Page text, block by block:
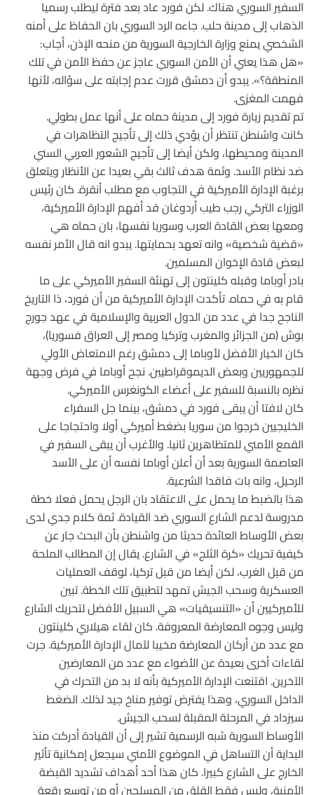
السفير السوري هناك. لكن فورد عاد بعد فترة ليطلب رسميا
الذهاب إلى مدينة حلب. جاءه الرد السوري بان الحفاظ على أمنه
الشخصي يمنع وزارة الخارجية السورية من منحه الإذن، أجاب:
«هل هذا يعني أن الأمن السوري عاجز عن حفظ الأمن في تلك
المنطقة؟». يبدو أن دمشق قررت عدم إجابته على سؤاله، لأنها
فهمت المغزى.
تم تقديم زيارة فورد إلى مدينة حماه على أنها عمل بطولي.
كانت واشنطن تنتظر أن يؤدي ذلك إلى تأجيج التظاهرات في
المدينة ومحيطها، ولكن أيضا إلى تأجيج الشعور العربي السني
ضد نظام الأسد. وثمة هدف ثالث بقي بعيدا عن الأنظار ويتعلق
برغبة الإدارة الأميركية في التجاوب مع مطلب أنقرة. كان رئيس
الوزراء التركي رجب طيب أردوغان قد أفهم الإدارة الأميركية،
ومعها بعض القادة العرب وسوريا نفسها، بان حماه هي
«قضية شخصية» وانه تعهد بحمايتها. يبدو انه قال الأمر نفسه
لبعض قادة الإخوان المسلمين.
بادر أوباما وقبله كلينتون إلى تهنئة السفير الأميركي على ما
قام به في حماه. تأكدت الإدارة الأميركية من أن فورد، ذا التاريخ
الناجح جدا في عدد من الدول العربية والإسلامية في عهد جورج
بوش (من الجزائر والمغرب وتركيا ومصر إلى العراق فسوريا)،
كان الخيار الأفضل لأوباما إلى دمشق رغم الامتعاض الأولي
للجمهوريين وبعض الديموقراطيين. نجح أوباما في فرض وجهة
نظره بالنسبة للسفير على أعضاء الكونغرس الأميركي.
كان لافتا أن يبقى فورد في دمشق، بينما جل السفراء
الخليجيين خرجوا من سوريا بضغط أميركي أولا واحتجاجا على
القمع الأمني للمتظاهرين ثانيا. والأغرب أن يبقى السفير في
العاصمة السورية بعد أن أعلن أوباما نفسه أن على الأسد
الرحيل، وانه بات فاقدا الشرعية.
هذا بالضبط ما يحمل على الاعتقاد بان الرجل يحمل فعلا خطة
مدروسة لدعم الشارع السوري ضد القيادة. ثمة كلام جدي لدى
بعض الأوساط العائدة حديثا من واشنطن بأن البحث جار عن
كيفية تحريك «كرة الثلج» في الشارع. يقال إن المطالب الملحة
من قبل الغرب، لكن أيضا من قبل تركيا، لوقف العمليات
العسكرية وسحب الجيش تمهد لتطبيق تلك الخطة. تبين
للأميركيين أن «التنسيقيات» هي السبيل الأفضل لتحريك الشارع
وليس وجوه المعارضة المعروفة. كان لقاء هيلاري كلينتون
مع عدد من أركان المعارضة مخيبا لآمال الإدارة الأميركية. جرت
لقاءات أخرى بعيدة عن الأضواء مع عدد من المعارضين
الآخرين. اقتنعت الإدارة الأميركية بأنه لا بد من التحرك في
الداخل السوري، وهذا يفترض توفير مناخ جيد لذلك. الضغط
سيزداد في المرحلة المقبلة لسحب الجيش.
الأوساط السورية شبه الرسمية تشير إلى أن القيادة أدركت منذ
البداية أن التساهل في الموضوع الأمني سيجعل إمكانية تأثير
الخارج على الشارع كبيرا. كان هذا أحد أهداف تشديد القبضة
الأمنية، وليس فقط القلق من المسلحين أو من توسع رقعة